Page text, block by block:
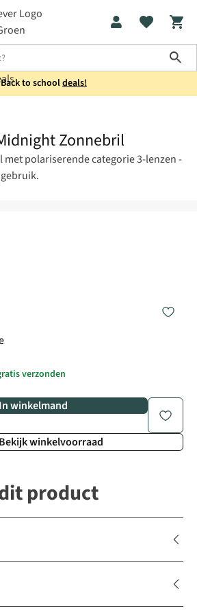
Back to schooldeals!
Zonnebril
polariserende categorie 3-lenzen -
verzonden
In winkelmand
Bekijk winkelvoorraad
product